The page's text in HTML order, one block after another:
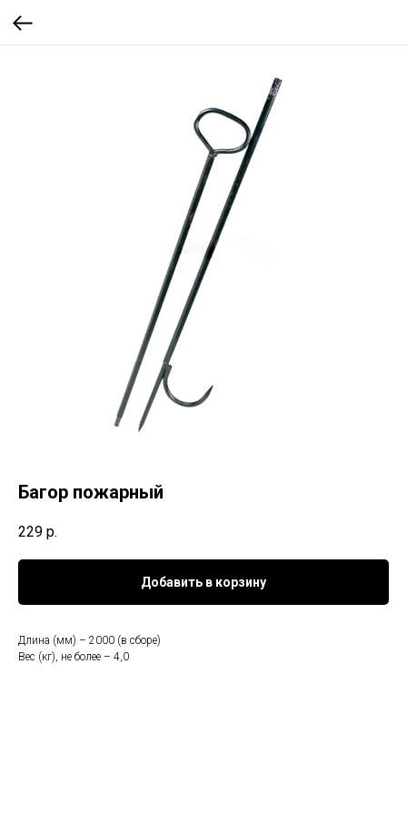
Багор пожарный
229 р.
Добавить в корзину
Длина (мм) – 2000 (в сборе)
Вес (кг), не более – 4,0